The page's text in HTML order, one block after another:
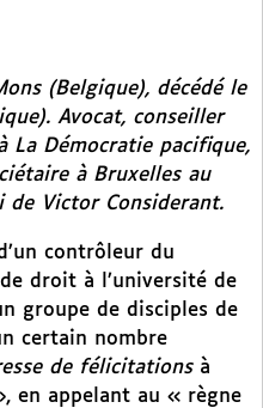
(Belgique), décédé le
Avocat, conseiller
La Démocratie pacifique,
à Bruxelles au
de Victor Considerant.
contrôleur du
droit à l’université de
groupe de disciples de
certain nombre
de félicitations à
en appelant au « règne